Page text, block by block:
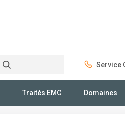
Service
Traités EMC Domaines